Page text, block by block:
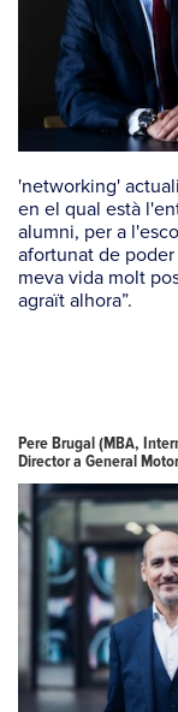
'networking'
en el qual està
alumni, per a
afortunat de poder
meva vida molt
agraït alhora”.
Pere Brugal (MBA,
Director a General